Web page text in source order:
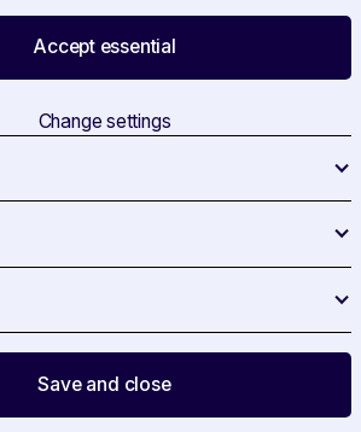
Accept essential
Change settings
Save and close
Mapping
Mapping — know who